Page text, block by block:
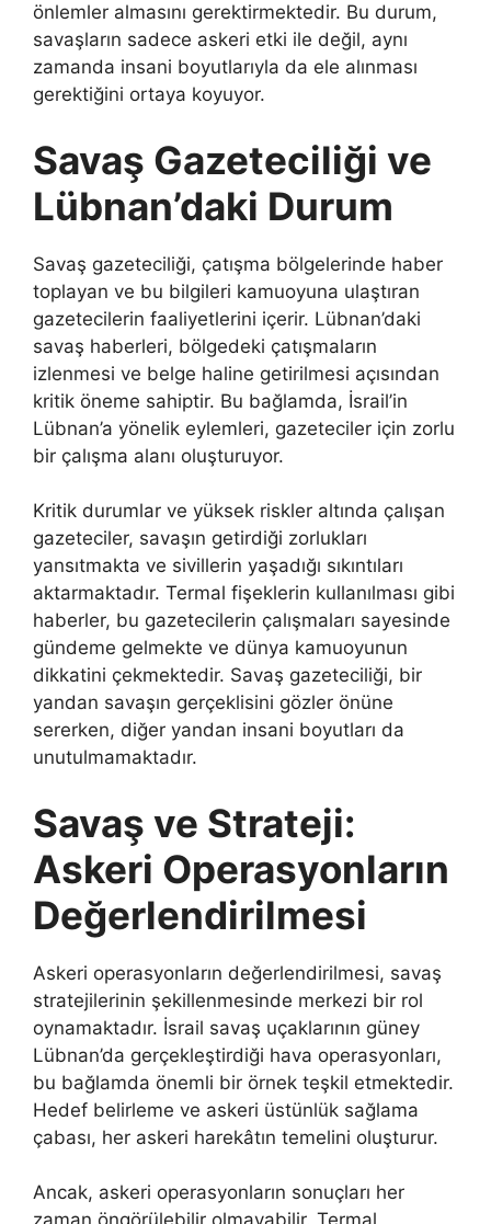
önlemler almasını gerektirmektedir. Bu durum,
savaşların sadece askeri etki ile değil, aynı
zamanda insani boyutlarıyla da ele alınması
gerektiğini ortaya koyuyor.
Savaş Gazeteciliği ve
Lübnan’daki Durum
Savaş gazeteciliği, çatışma bölgelerinde haber
toplayan ve bu bilgileri kamuoyuna ulaştıran
gazetecilerin faaliyetlerini içerir. Lübnan’daki
savaş haberleri, bölgedeki çatışmaların
izlenmesi ve belge haline getirilmesi açısından
kritik öneme sahiptir. Bu bağlamda, İsrail’in
Lübnan’a yönelik eylemleri, gazeteciler için zorlu
bir çalışma alanı oluşturuyor.
Kritik durumlar ve yüksek riskler altında çalışan
gazeteciler, savaşın getirdiği zorlukları
yansıtmakta ve sivillerin yaşadığı sıkıntıları
aktarmaktadır. Termal fişeklerin kullanılması gibi
haberler, bu gazetecilerin çalışmaları sayesinde
gündeme gelmekte ve dünya kamuoyunun
dikkatini çekmektedir. Savaş gazeteciliği, bir
yandan savaşın gerçeklisini gözler önüne
sererken, diğer yandan insani boyutları da
unutulmamaktadır.
Savaş ve Strateji:
Askeri Operasyonların
Değerlendirilmesi
Askeri operasyonların değerlendirilmesi, savaş
stratejilerinin şekillenmesinde merkezi bir rol
oynamaktadır. İsrail savaş uçaklarının güney
Lübnan’da gerçekleştirdiği hava operasyonları,
bu bağlamda önemli bir örnek teşkil etmektedir.
Hedef belirleme ve askeri üstünlük sağlama
çabası, her askeri harekâtın temelini oluşturur.
Ancak, askeri operasyonların sonuçları her
zaman öngörülebilir olmayabilir. Termal